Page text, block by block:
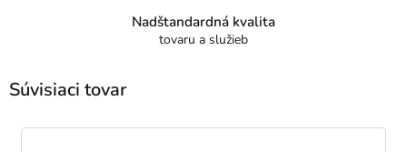
Nadštandardná kvalita
tovaru a služieb
Súvisiaci tovar